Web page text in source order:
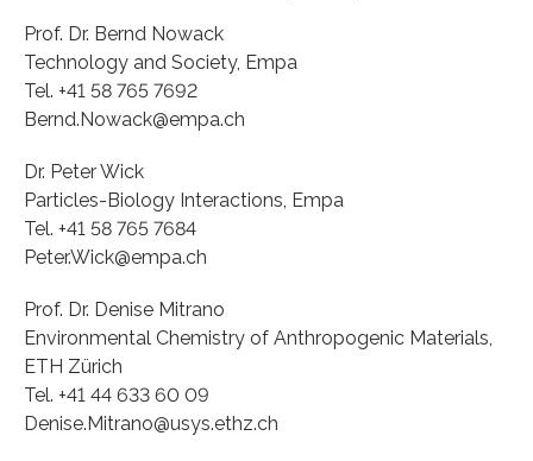
Prof. Dr. Bernd Nowack
Technology and Society, Empa
Tel. +41 58 765 7692
Bernd.Nowack@empa.ch
Dr. Peter Wick
Particles-Biology Interactions, Empa
Tel. +41 58 765 7684
Peter.Wick@empa.ch
Prof. Dr. Denise Mitrano
Environmental Chemistry of Anthropogenic Materials,
ETH Zürich
Tel. +41 44 633 60 09
Denise.Mitrano@usys.ethz.ch